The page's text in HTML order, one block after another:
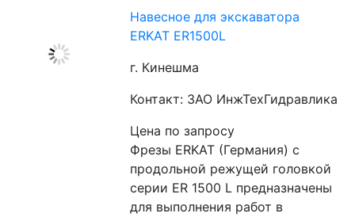
Навесное для экскаватора
ERKAT ER1500L
г. Кинешма
Контакт: ЗАО ИнжТехГидравлика
Цена по запросу
Фрезы ERKAT (Германия) с
продольной режущей головкой
серии ER 1500 L предназначены
для выполнения работ в